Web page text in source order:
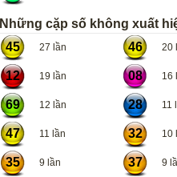
Những cặp số không xuất
45
27 lần 46 20
12 19 lần 08 16
69 12 lần 28 11
47 11 lần 32 10
35 9 lần 37 9